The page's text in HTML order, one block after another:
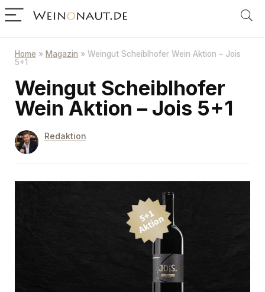
Home » Magazin » Weingut Scheiblhofer Wein Aktion – Jois
5+1
Weingut Scheiblhofer
Wein Aktion – Jois 5+1
Redaktion